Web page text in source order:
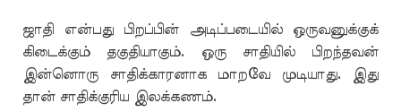
ஜாதி என்பது பிறப்பின் அடிப்படையில் ஒருவனுக்குக்
கிடைக்கும் தகுதியாகும். ஒரு சாதியில் பிறந்தவன்
இன்னொரு சாதிக்காரனாக மாறவே முடியாது. இது
தான் சாதிக்குரிய இலக்கணம்.